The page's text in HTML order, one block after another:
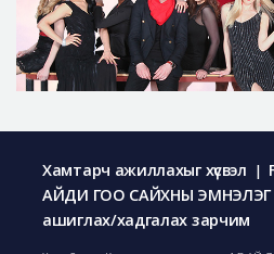
Хамтарч ажиллахыг хүсвэл |
АЙДИ ГОО САЙХНЫ ЭМНЭЛЭГ
ашиглах/хадгалах зарчим